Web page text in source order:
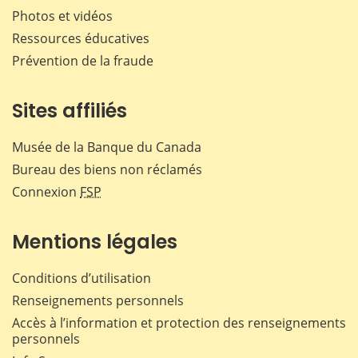
Photos et vidéos
Ressources éducatives
Prévention de la fraude
Sites affiliés
Musée de la Banque du Canada
Bureau des biens non réclamés
Connexion FSP
Mentions légales
Conditions d’utilisation
Renseignements personnels
Accès à l’information et protection des renseignements
personnels